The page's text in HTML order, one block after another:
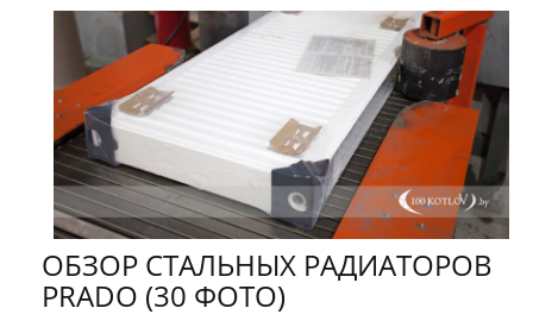
ОБЗОР СТАЛЬНЫХ РАДИАТОРОВ
PRADO (30 ФОТО)